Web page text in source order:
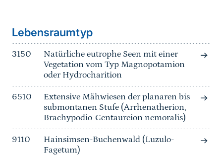
Lebensraumtyp
3150
Natürliche eutrophe Seen mit einer
Vegetation vom Typ Magnopotamion
oder Hydrocharition
6510
Extensive Mähwiesen der planaren bis
submontanen Stufe (Arrhenatherion,
Brachypodio-Centaureion nemoralis)
9110
Hainsimsen-Buchenwald (Luzulo-
Fagetum)